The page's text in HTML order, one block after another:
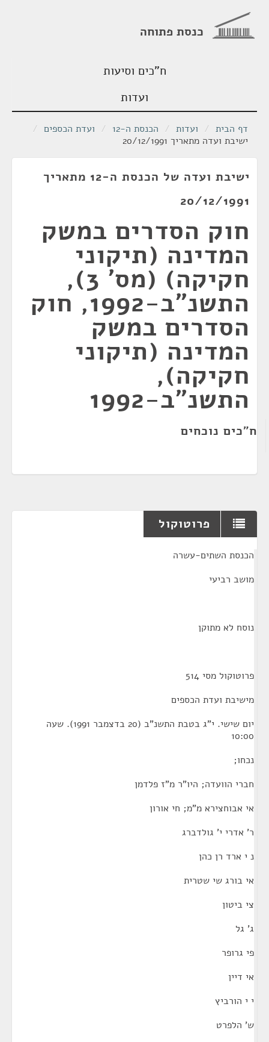
כנסת פתוחה
ח"כים וסיעות
ועדות
דף הבית / ועדות / הכנסת ה-12 / ועדת הכספים /
ישיבת ועדה מתאריך 20/12/1991
ישיבת ועדה של הכנסת ה-12 מתאריך
20/12/1991
חוק הסדרים במשק
המדינה (תיקוני
חקיקה) (מס' 3),
התשנ"ב-1992, חוק
הסדרים במשק
המדינה (תיקוני
חקיקה),
התשנ"ב-1992
ח"כים נוכחים
פרוטוקול
הכנסת השתים-עשרה
מושב רביעי
נוסח לא מתוקן
פרוטוקול מסי 514
מישיבת ועדת הכספים
יום שישי. י"ג בטבת התשנ"ב (20 בדצמבר 1991). שעה
10:00
נכחו;
חברי הוועדה; היו"ר מ"ז פלדמן
אי אבוחצירא מ"מ; חי אורון
ר' אדרי י' גולדברג
נ י ארד רן כהן
אי בורג שי שטרית
צי ביטון
ג' גל
פי גרופר
אי דיין
י י הורביץ
ש' הלפרט